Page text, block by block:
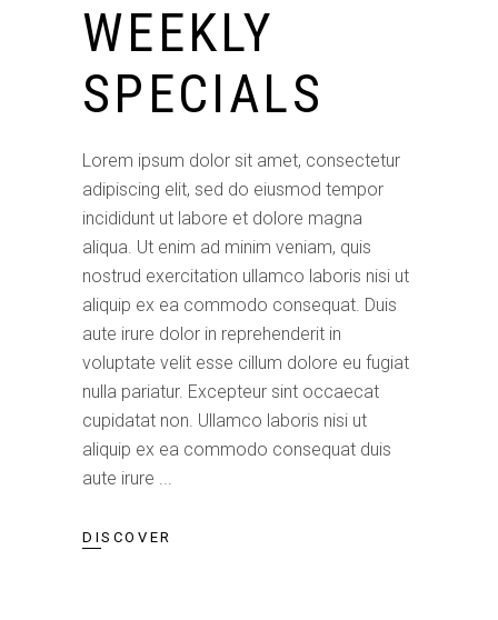
WEEKLY
SPECIALS
Lorem ipsum dolor sit amet, consectetur
adipiscing elit, sed do eiusmod tempor
incididunt ut labore et dolore magna
aliqua. Ut enim ad minim veniam, quis
nostrud exercitation ullamco laboris nisi ut
aliquip ex ea commodo consequat. Duis
aute irure dolor in reprehenderit in
voluptate velit esse cillum dolore eu fugiat
nulla pariatur. Excepteur sint occaecat
cupidatat non. Ullamco laboris nisi ut
aliquip ex ea commodo consequat duis
aute irure
DISCOVER